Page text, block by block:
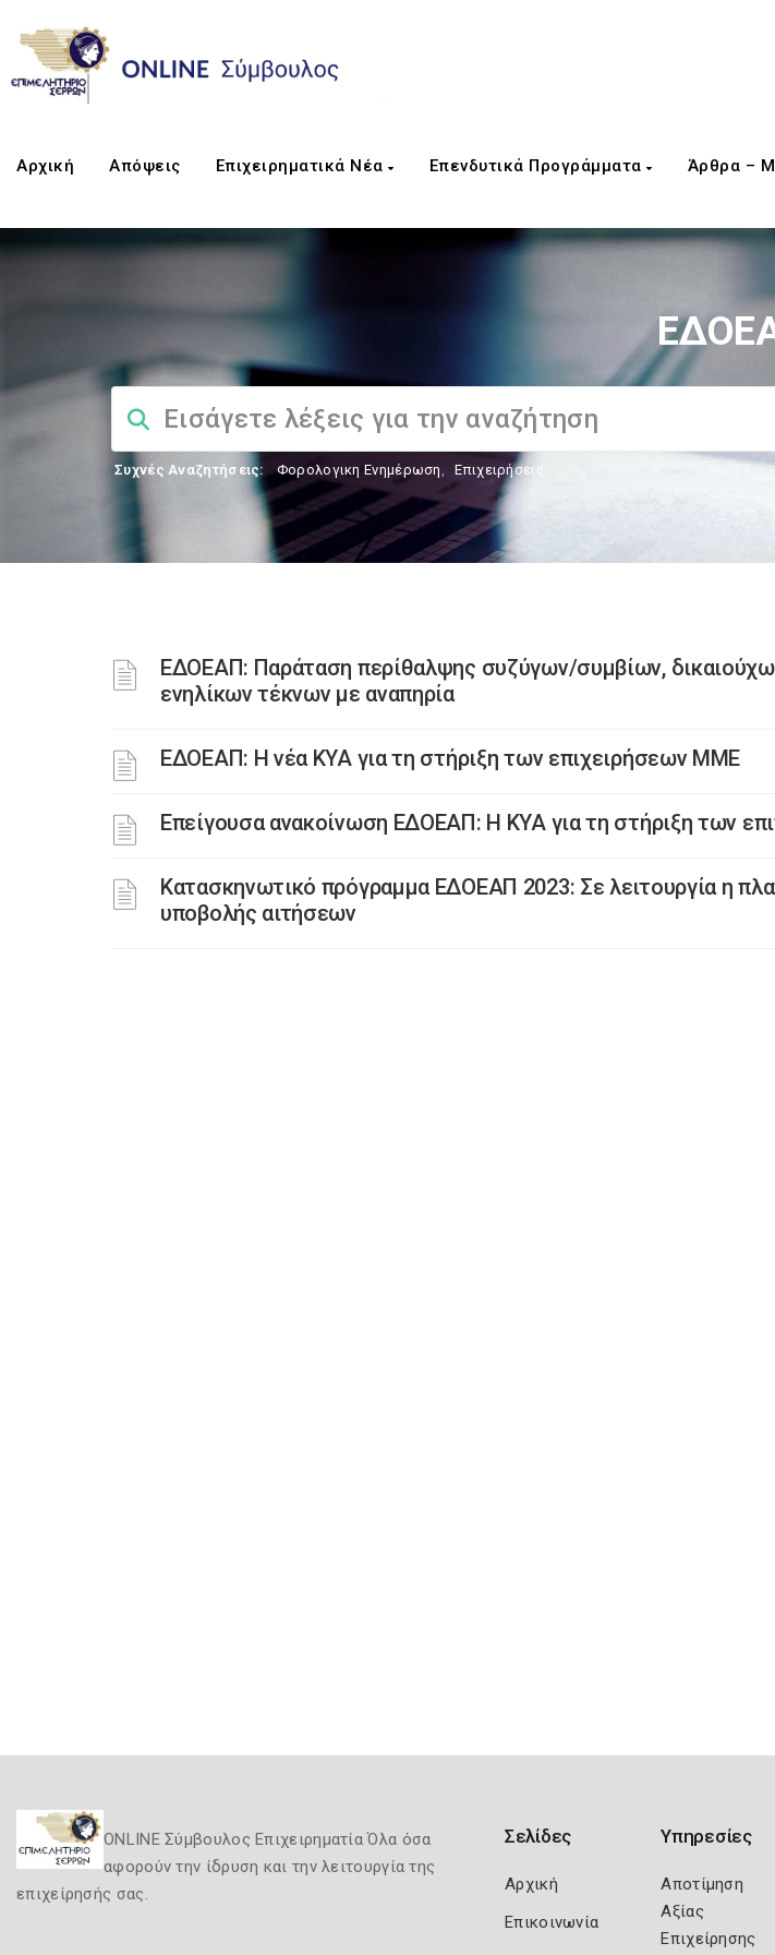
Αρχική Απόψεις Επιχειρηματικά Νέα Επενδυτικά Προγράμματα Άρθρα –
Συχνές Αναζητήσεις: Φορολογικη Ενημέρωση, Επιχειρήσεις
ΕΔΟΕΑΠ: Παράταση περίθαλψης συζύγων/συμβίων,
ενηλίκων τέκνων με αναπηρία
ΕΔΟΕΑΠ: Η νέα ΚΥΑ για τη στήριξη των επιχειρήσεων ΜΜΕ
Επείγουσα ανακοίνωση ΕΔΟΕΑΠ: Η ΚΥΑ για τη στήριξη των
Κατασκηνωτικό πρόγραμμα ΕΔΟΕΑΠ 2023: Σε λειτουργία η
υποβολής αιτήσεων
ONLINE Σύμβουλος Επιχειρηματία Όλα όσα
αφορούν την ίδρυση και την λειτουργία της
επιχείρησής σας.
Σελίδες
Αρχική
Επικοινωνία
Υπηρεσίες
Αποτίμηση
Αξίας
Επιχείρησης